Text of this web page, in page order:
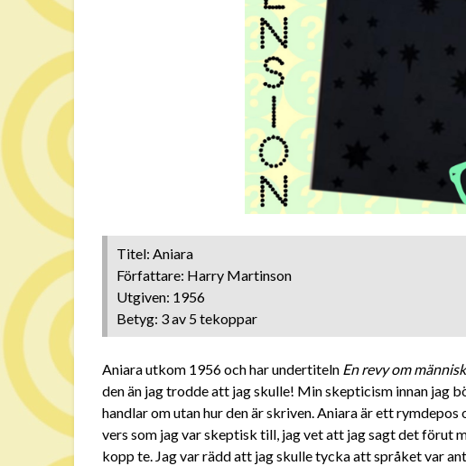
Titel: Aniara
Författare: Harry Martinson
Utgiven: 1956
Betyg: 3 av 5 tekoppar
Aniara utkom 1956 och har undertiteln En revy om
den än jag trodde att jag skulle! Min skepticism innan jag
handlar om utan hur den är skriven. Aniara är ett
vers som jag var skeptisk till, jag vet att jag sagt det förut
kopp te. Jag var rädd att jag skulle tycka att språket var